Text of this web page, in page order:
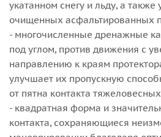
укатанном снегу и льду, а также
очищенных асфальтированных
- многочисленные дренажные
под углом, против движения с
направлению к краям
улучшает их пропускную
от пятна контакта
- квадратная форма и
контакта, сохраняющиеся